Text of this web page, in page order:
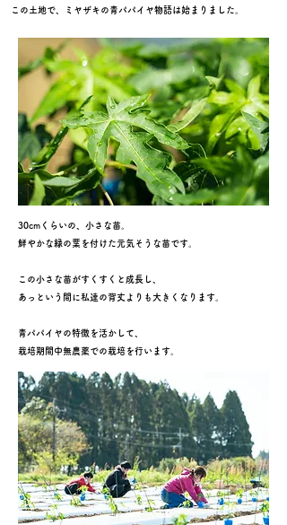
この土地で、ミヤザキの 青パパイヤ物語は始まりました。
30cmくらいの、小さな苗。
​鮮やかな緑の葉を付けた元気そうな苗です。
この小さな苗がすくすくと成長し、
あっという間に私達の背丈よりも大きくなります。
​青パパイヤの特徴を活かして、
栽培期間中無農薬での栽培を行います。